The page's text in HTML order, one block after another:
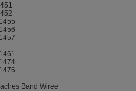
Band Wiree